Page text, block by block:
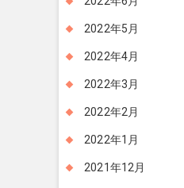
2022年5月
2022年4月
2022年3月
2022年2月
2022年1月
2021年12月